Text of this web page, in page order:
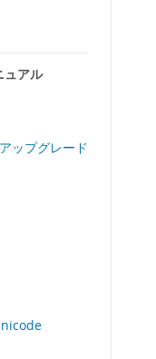
ュアル
ップグレード